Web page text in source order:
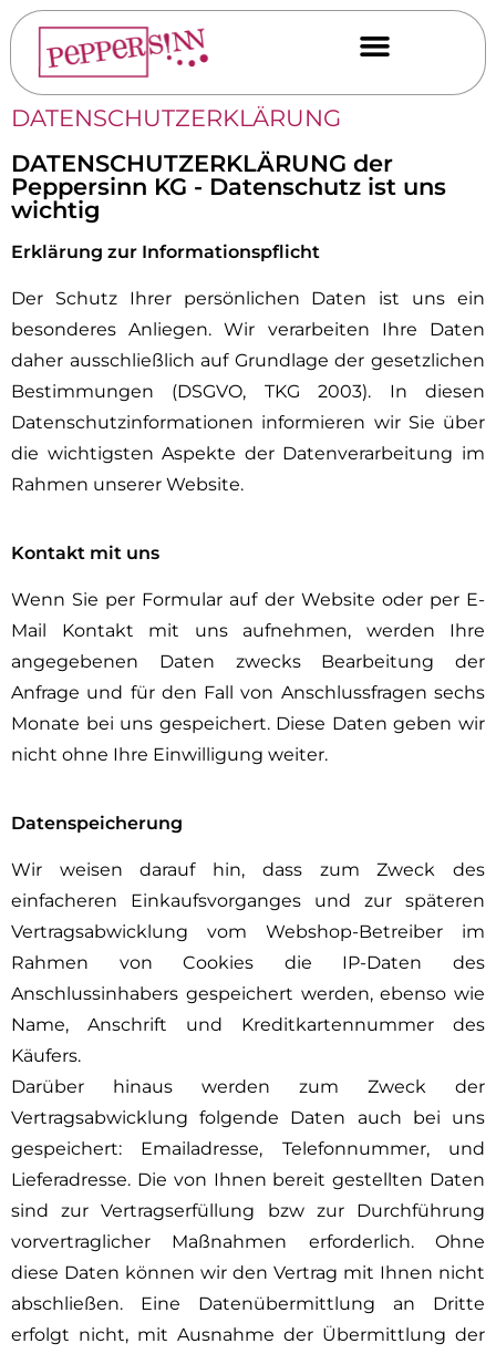
DATENSCHUTZERKLÄRUNG
DATENSCHUTZERKLÄRUNG der
Peppersinn KG - Datenschutz ist uns
wichtig
Erklärung zur Informationspflicht
Der Schutz Ihrer persönlichen Daten ist uns ein
besonderes Anliegen. Wir verarbeiten Ihre Daten
daher ausschließlich auf Grundlage der gesetzlichen
Bestimmungen (DSGVO, TKG 2003). In diesen
Datenschutzinformationen informieren wir Sie über
die wichtigsten Aspekte der Datenverarbeitung im
Rahmen unserer Website.
Kontakt mit uns
Wenn Sie per Formular auf der Website oder per E-
Mail
Kontakt mit uns aufnehmen, werden Ihre
angegebenen Daten zwecks Bearbeitung der
Anfrage und für den Fall von Anschlussfragen sechs
Monate bei uns gespeichert. Diese Daten geben wir
nicht ohne Ihre Einwilligung weiter.
Datenspeicherung
Wir weisen darauf hin, dass zum Zweck des
einfacheren Einkaufsvorganges und zur späteren
Vertragsabwicklung vom Webshop-Betreiber im
Rahmen von Cookies die IP-Daten des
Anschlussinhabers gespeichert werden, ebenso wie
Name, Anschrift und Kreditkartennummer des
Käufers.
Darüber hinaus werden zum Zweck der
Vertragsabwicklung folgende Daten auch bei uns
gespeichert: Emailadresse, Telefonnummer, und
Lieferadresse. Die von Ihnen bereit gestellten Daten
sind zur Vertragserfüllung bzw zur Durchführung
vorvertraglicher Maßnahmen erforderlich. Ohne
diese Daten können wir den Vertrag mit Ihnen nicht
abschließen. Eine Datenübermittlung an Dritte
erfolgt nicht, mit Ausnahme der Übermittlung der